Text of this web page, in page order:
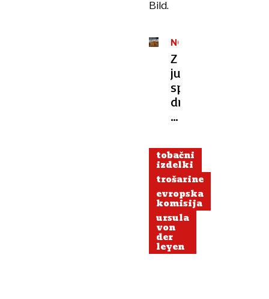
Bild.
NOVA
UREDBA
Z
junijem
spet
dražji
tobačni
in
alkoholne
pijače
tobačni
izdelki
trošarine
evropska
komisija
ursula
von
der
leyen